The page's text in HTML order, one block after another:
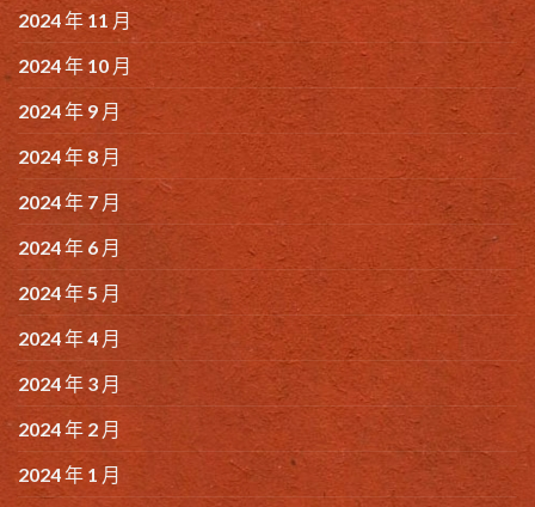
2024 年 11 月
2024 年 10 月
2024 年 9 月
2024 年 8 月
2024 年 7 月
2024 年 6 月
2024 年 5 月
2024 年 4 月
2024 年 3 月
2024 年 2 月
2024 年 1 月